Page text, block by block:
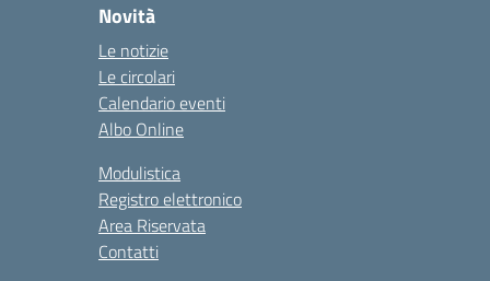
Novità
Le notizie
Le circolari
Calendario eventi
Albo Online
Modulistica
Registro elettronico
Area Riservata
Contatti